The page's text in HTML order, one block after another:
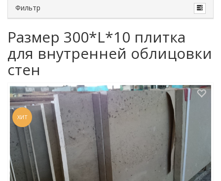
Фильтр
Размер 300*L*10 плитка
для внутренней облицовки
стен
ХИТ